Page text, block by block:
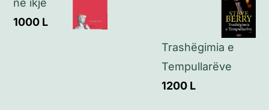
në ikje
1000 L
Trashëgimia e
Tempullarëve
1200 L